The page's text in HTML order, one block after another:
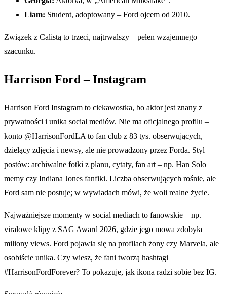
Liam: Student, adoptowany – Ford ojcem od 2010.
Związek z Calistą to trzeci, najtrwalszy – pełen wzajemnego
szacunku.
Harrison Ford – Instagram
Harrison Ford Instagram to ciekawostka, bo aktor jest znany z
prywatności i unika social mediów. Nie ma oficjalnego profilu –
konto @HarrisonFordLA to fan club z 83 tys. obserwujących,
dzielący zdjęcia i newsy, ale nie prowadzony przez Forda. Styl
postów: archiwalne fotki z planu, cytaty, fan art – np. Han Solo
memy czy Indiana Jones fanfiki. Liczba obserwujących rośnie, ale
Ford sam nie postuje; w wywiadach mówi, że woli realne życie.
Najważniejsze momenty w social mediach to fanowskie – np.
viralowe klipy z SAG Award 2026, gdzie jego mowa zdobyła
miliony views. Ford pojawia się na profilach żony czy Marvela, ale
osobiście unika. Czy wiesz, że fani tworzą hashtagi
#HarrisonFordForever? To pokazuje, jak ikona radzi sobie bez IG.